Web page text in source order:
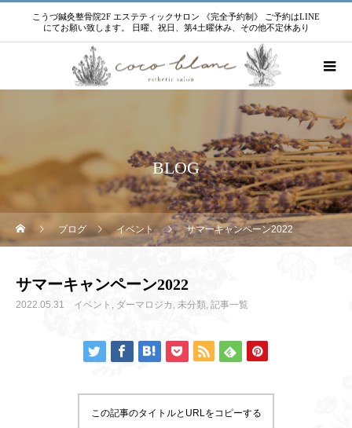
こうづ鍼灸整骨院2F エステティックサロン 《完全予約制》 ご予約はLINE
にてお願い致します。 日曜、祝日、第4土曜休み、その他不定休あり
BLOG
ブログ イベント サマーキャンペーン2022
サマーキャンペーン2022
2022.05.31 イベント ダーマロジカ 未分類 記事一覧
この記事のタイトルとURLをコピーする